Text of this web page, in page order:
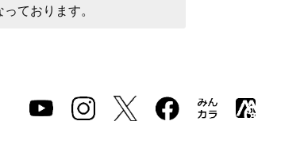
ております。